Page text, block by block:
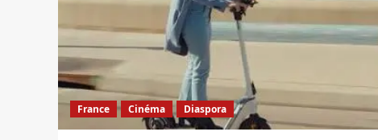
France Cinéma Diaspora